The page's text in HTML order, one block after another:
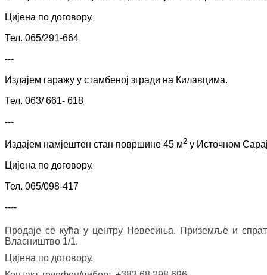
Цијена по договору.
Тел. 065/291-664
---
Издајем гаражу у стамбеној згради на Килавцима.
Тел. 063/ 661- 618
---
Издајем намјештен стан површине 45 м2 у Источном
Цијена по договору.
Тел. 065/098-417
----
Продаје се кућа у центру Невесиња. Приземље и
Власништво 1/1.
Цијена по договору.